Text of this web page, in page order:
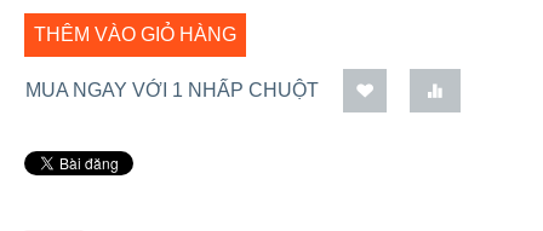
THÊM VÀO GIỎ HÀNG
MUA NGAY VỚI 1 NHẤP CHUỘT